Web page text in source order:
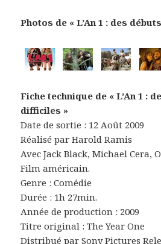
Photos de « L’An 1 : des
Fiche technique de « L’An 1 :
difficiles »
Date de sortie : 12 Août 2009
Réalisé par Harold Ramis
Avec Jack Black, Michael Cera,
Film américain.
Genre : Comédie
Durée : 1h 27min.
Année de production : 2009
Titre original : The Year One
Distribué par Sony Pictures